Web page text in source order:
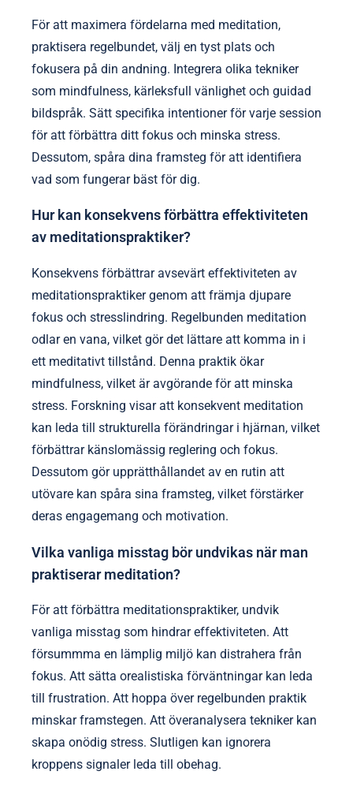
För att maximera fördelarna med meditation,
praktisera regelbundet, välj en tyst plats och
fokusera på din andning. Integrera olika tekniker
som mindfulness, kärleksfull vänlighet och guidad
bildspråk. Sätt specifika intentioner för varje session
för att förbättra ditt fokus och minska stress.
Dessutom, spåra dina framsteg för att identifiera
vad som fungerar bäst för dig.
Hur kan konsekvens förbättra effektiviteten
av meditationspraktiker?
Konsekvens förbättrar avsevärt effektiviteten av
meditationspraktiker genom att främja djupare
fokus och stresslindring. Regelbunden meditation
odlar en vana, vilket gör det lättare att komma in i
ett meditativt tillstånd. Denna praktik ökar
mindfulness, vilket är avgörande för att minska
stress. Forskning visar att konsekvent meditation
kan leda till strukturella förändringar i hjärnan, vilket
förbättrar känslomässig reglering och fokus.
Dessutom gör upprätthållandet av en rutin att
utövare kan spåra sina framsteg, vilket förstärker
deras engagemang och motivation.
Vilka vanliga misstag bör undvikas när man
praktiserar meditation?
För att förbättra meditationspraktiker, undvik
vanliga misstag som hindrar effektiviteten. Att
försummma en lämplig miljö kan distrahera från
fokus. Att sätta orealistiska förväntningar kan leda
till frustration. Att hoppa över regelbunden praktik
minskar framstegen. Att överanalysera tekniker kan
skapa onödig stress. Slutligen kan ignorera
kroppens signaler leda till obehag.